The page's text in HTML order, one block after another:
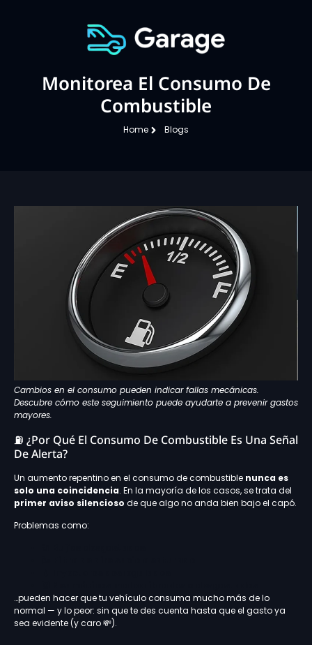
Monitorea El Consumo De
Combustible
Home Blogs
Cambios en el consumo pueden indicar fallas mecánicas.
Descubre cómo este seguimiento puede ayudarte a prevenir gastos
mayores.
⛽ ¿Por Qué El Consumo De Combustible Es Una Señal
De Alerta?
Un aumento repentino en el consumo de combustible nunca es
solo una coincidencia. En la mayoría de los casos, se trata del
primer aviso silencioso de que algo no anda bien bajo el capó.
Problemas como:
…pueden hacer que tu vehículo consuma mucho más de lo
normal — y lo peor: sin que te des cuenta hasta que el gasto ya
sea evidente (y caro 💸).